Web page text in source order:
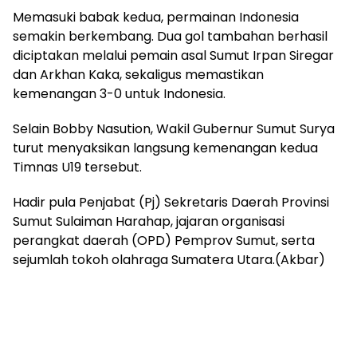
Memasuki babak kedua, permainan Indonesia
semakin berkembang. Dua gol tambahan berhasil
diciptakan melalui pemain asal Sumut Irpan Siregar
dan Arkhan Kaka, sekaligus memastikan
kemenangan 3-0 untuk Indonesia.
Selain Bobby Nasution, Wakil Gubernur Sumut Surya
turut menyaksikan langsung kemenangan kedua
Timnas U19 tersebut.
Hadir pula Penjabat (Pj) Sekretaris Daerah Provinsi
Sumut Sulaiman Harahap, jajaran organisasi
perangkat daerah (OPD) Pemprov Sumut, serta
sejumlah tokoh olahraga Sumatera Utara.(Akbar)